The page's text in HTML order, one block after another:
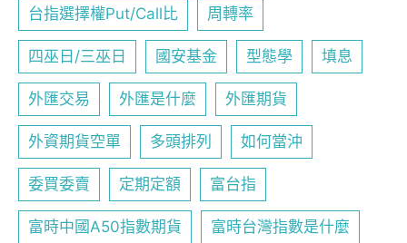
台指選擇權Put/Call比 周轉率
四巫日/三巫日 國安基金 型態學 填息
外匯交易 外匯是什麼 外匯期貨
外資期貨空單 多頭排列 如何當沖
委買委賣 定期定額 富台指
富時中國A50指數期貨 富時台灣指數是什麼